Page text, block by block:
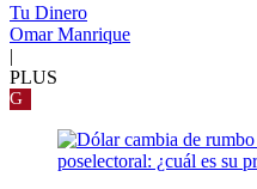
Tu Dinero
Omar Manrique
|
PLUS
G